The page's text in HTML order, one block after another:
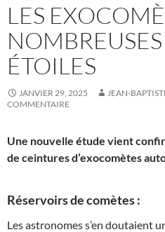
LES
ÉTOILES
JANVIER 29, 2025 JEAN-
COMMENTAIRE
Une nouvelle étude vient
de ceintures d’exocomètes
Réservoirs de comètes :
Les astronomes s’en doutaient